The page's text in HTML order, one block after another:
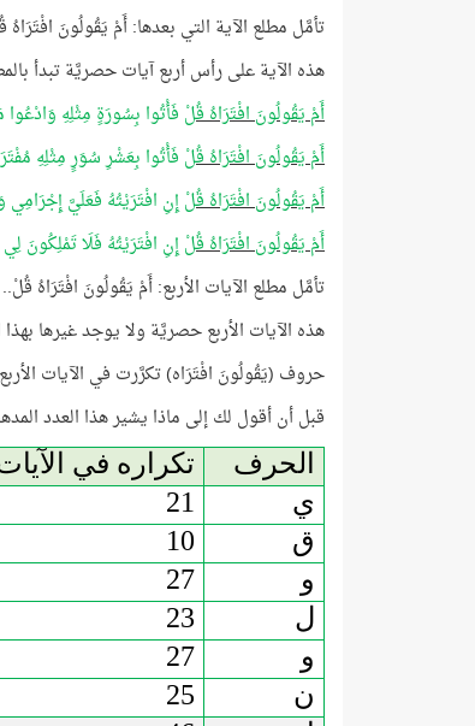
تأمَّل مطلع الآية التي بعدها: أَمْ يَقُولُونَ افْتَرَاهُ
هذه الآية على رأس أربع آيات حصريَّة تبدأ
أَمْ يَقُولُونَ افْتَرَاهُ قُلْ فَأْتُوا بِسُورَةٍ مِثْلِهِ
أَمْ يَقُولُونَ افْتَرَاهُ قُلْ فَأْتُوا بِعَشْرِ سُوَرٍ مِثْلِهِ
أَمْ يَقُولُونَ افْتَرَاهُ قُلْإِنِ افْتَرَيْتُهُ فَعَلَيَّ
أَمْ يَقُولُونَ افْتَرَاهُ قُلْإِنِ افْتَرَيْتُهُ فَلَا تَمْلِكُونَ
تأمَّل مطلع الآيات الأربع: أَمْ يَقُولُونَ افْتَرَاهُ قُلْ..
هذه الآيات الأربع حصريَّة ولا يوجد غيرها بهذا
حروف (يَقُولُونَ افْتَرَاه) تكرَّرت في الآيات الأربع
قبل أن أقول لك إلى ماذا يشير هذا العدد
الحرف
تكراره في
ي
21
ق
10
و
27
ل
23
و
27
ن
25